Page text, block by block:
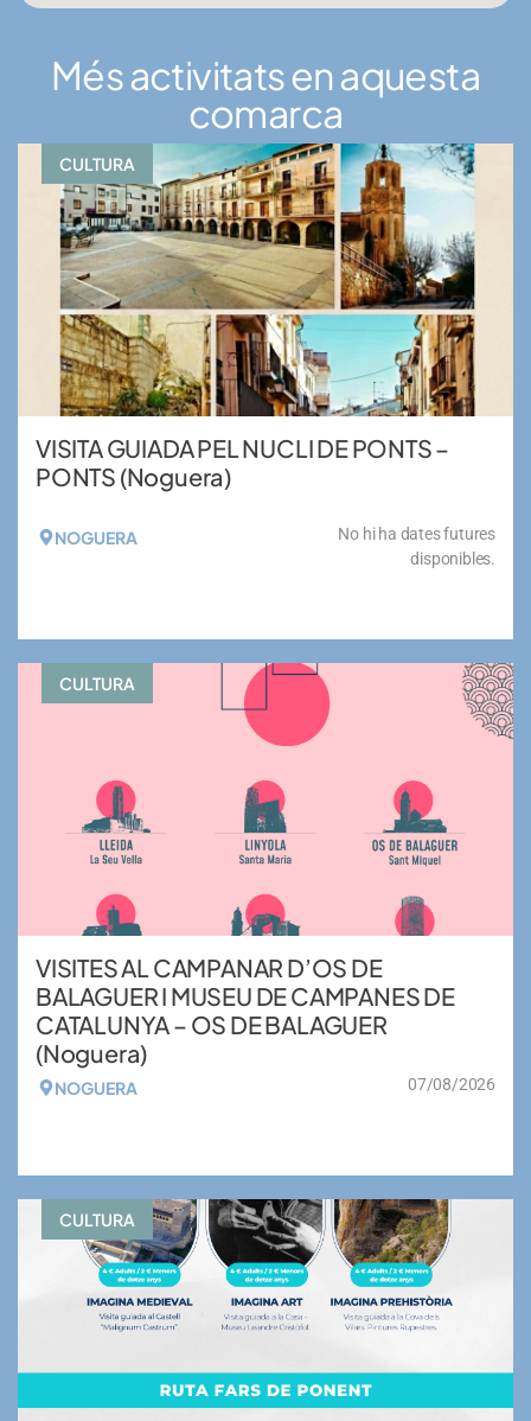
Més activitats en aquesta
comarca
CULTURA
VISITA GUIADA PEL NUCLI DE PONTS –
PONTS (Noguera)
NOGUERA
No hi ha dates futures
disponibles.
CULTURA
VISITES AL CAMPANAR D’OS DE
BALAGUER I MUSEU DE CAMPANES DE
CATALUNYA – OS DE BALAGUER
(Noguera)
NOGUERA 07/08/2026
CULTURA